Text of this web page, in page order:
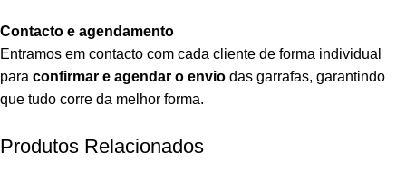
Contacto e agendamento
Entramos em contacto com cada cliente de forma individual
para confirmar e agendar o envio das garrafas, garantindo
que tudo corre da melhor forma.
Produtos Relacionados